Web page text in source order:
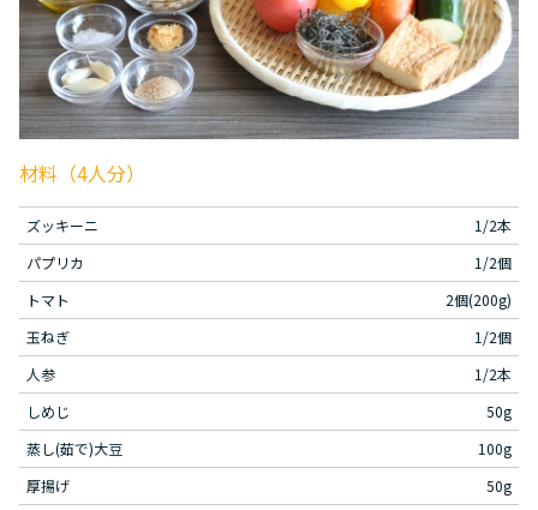
材料 （4人分）
ズッキーニ
1/2本
パプリカ
1/2個
トマト
2個(200g)
玉ねぎ
1/2個
人参
1/2本
しめじ
50g
蒸し(茹で)大豆
100g
厚揚げ
50g